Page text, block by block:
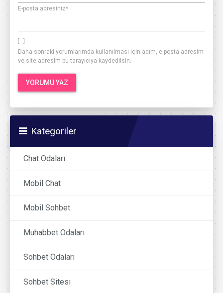
E-posta adresiniz*
Daha sonraki yorumlarımda kullanılması için adım, e-posta adresim
ve site adresim bu tarayıcıya kaydedilsin.
Kategoriler
Chat Odaları
Mobil Chat
Mobil Sohbet
Muhabbet Odaları
Sohbet Odaları
Sohbet Sitesi